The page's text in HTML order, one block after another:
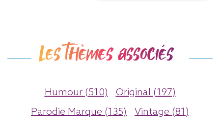
Les thèmes associés
Humour (510)
Original (197)
Parodie Marque (135)
Vintage (81)